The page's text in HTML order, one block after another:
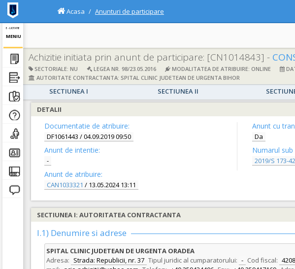
E - LICITATIE
MENIU
Acasa Anunturi de participare
Achizitie initiata prin anunt de participare: [CN1014843] -
SECTORIALE: NU LEGEA NR. 98/23.05.2016 MODALITATEA DE ATRIBUIRE: ONLINE
AUTORITATE CONTRACTANTA: SPITAL CLINIC JUDETEAN DE URGENTA BIHOR
SECTIUNEA I SECTIUNEA II
DETALII
Documentatie de atribuire:
DF1061443 / 04.09.2019 09:50
Anunt de intentie:
-
Anunt de atribuire:
CAN1033321 / 13.05.2024 13:11
Anunt cu
Da
Numarul sub
2019/S 173-
SECTIUNEA I: AUTORITATEA CONTRACTANTA
I.1) Denumire si adrese
SPITAL CLINIC JUDETEAN DE URGENTA ORADEA
Adresa: Strada: Republicii, nr. 37 Tipul juridic al cumparatorului: - Cod fiscal: